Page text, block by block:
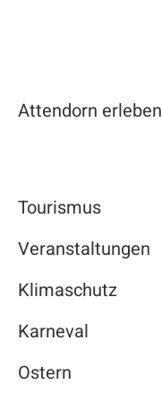
Attendorn erleben
Tourismus
Veranstaltungen
Klimaschutz
Karneval
Ostern